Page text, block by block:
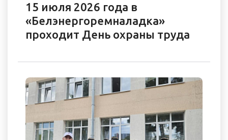
15 июля 2026 года в
«Белэнергоремналадка»
проходит День охраны труда